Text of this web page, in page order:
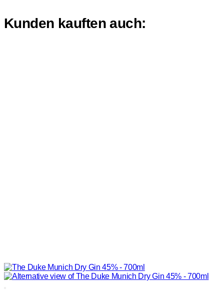
Kunden kauften auch: